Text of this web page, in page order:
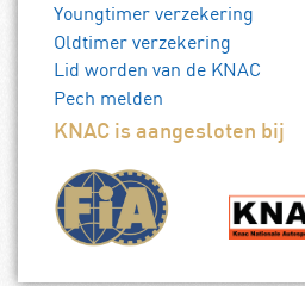
Youngtimer verzekering
Oldtimer verzekering
Lid worden van de KNAC
Pech melden
KNAC is aangesloten bij